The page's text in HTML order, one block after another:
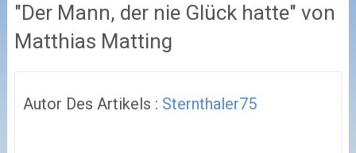
"Der Mann, der nie Glück hatte" von
Matthias Matting
Autor Des Artikels : Sternthaler75